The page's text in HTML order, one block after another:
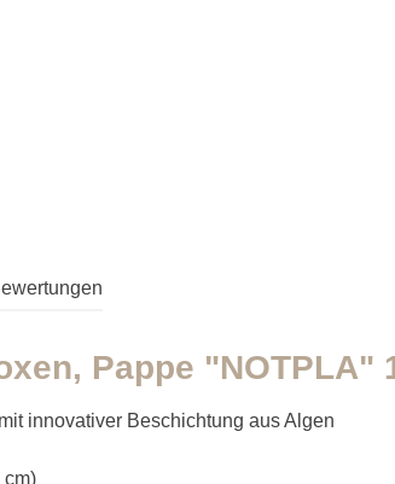
Pappe "NOTPLA"
innovativer Beschichtung aus Algen
cm)